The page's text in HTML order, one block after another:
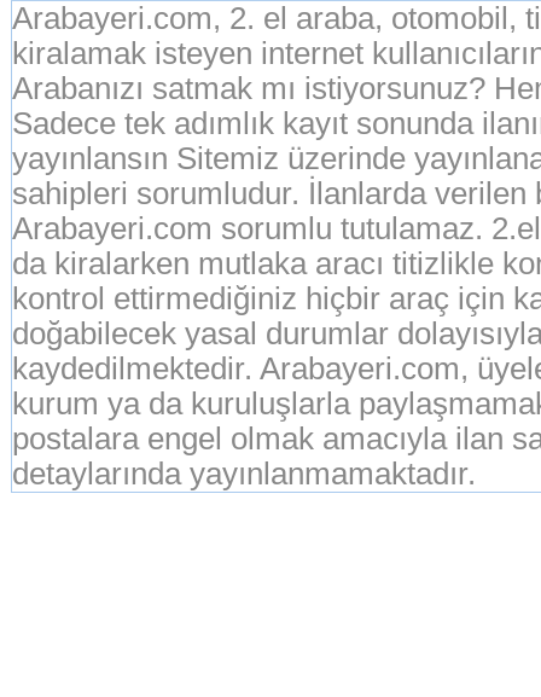
Arabayeri.com, 2. el araba, otomobil,
kiralamak isteyen internet
Arabanızı satmak mı istiyorsunuz?
Sadece tek adımlık kayıt sonunda
yayınlansın Sitemiz üzerinde
sahipleri sorumludur. İlanlarda verilen
Arabayeri.com sorumlu tutulamaz.
da kiralarken mutlaka aracı titizlikle
kontrol ettirmediğiniz hiçbir araç için
doğabilecek yasal durumlar
kaydedilmektedir. Arabayeri.com,
kurum ya da kuruluşlarla
postalara engel olmak amacıyla ilan
detaylarında yayınlanmamaktadır.